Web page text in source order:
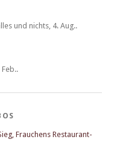
und nichts, 4. Aug..
Feb..
Frau­chens Restau­rant­